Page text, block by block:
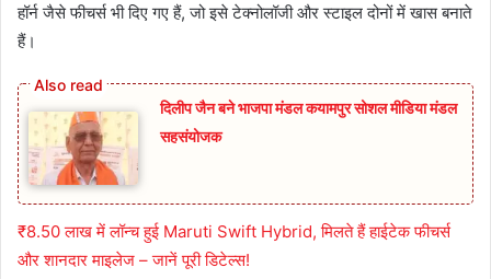
हॉर्न जैसे फीचर्स भी दिए गए हैं, जो इसे टेक्नोलॉजी और स्टाइल दोनों में खास बनाते
हैं।
दिलीप जैन बने भाजपा मंडल कयामपुर सोशल मीडिया मंडल
सहसंयोजक
₹8.50 लाख में लॉन्च हुई Maruti Swift Hybrid, मिलते हैं हाईटेक फीचर्स
और शानदार माइलेज – जानें पूरी डिटेल्स!